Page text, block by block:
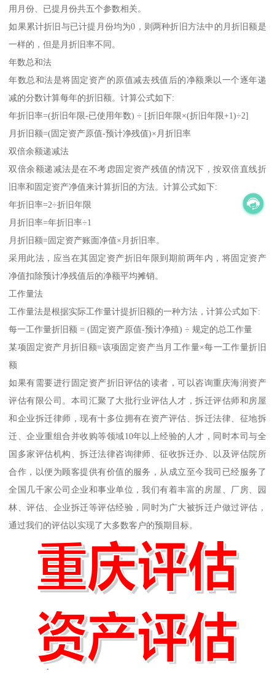
用月份、已提月份共五个参数相关。
如果累计折旧与已计提月份均为0，则两种折旧方法中的月折旧额是
一样的，但是月折旧率不同。
年数总和法
年数总和法是将固定资产的原值减去残值后的净额乘以一个逐年递
减的分数计算每年的折旧额。计算公式如下:
年折旧率=(折旧年限-已使用年数) ÷ [折旧年限×(折旧年限+1)÷2]
月折旧额=(固定资产原值-预计净残值)×月折旧率
双倍余额递减法
双倍余额递减法是在不考虑固定资产残值的情况下，按双倍直线折
旧率和固定资产净值来计算折旧的方法。计算公式如下:
年折旧率=2÷折旧年限
月折旧率=年折旧率÷1
月折旧额=固定资产账面净值×月折旧率。
采用此法，应当在其固定资产折旧年限到期前两年内，将固定资产
净值扣除预计净残值后的净额平均摊销。
工作量法
工作量法是根据实际工作量计提折旧额的一种方法，计算公式如下:
每一工作量折旧额 = (固定资产原值-预计净殖) ÷ 规定的总工作量
某项固定资产月折旧额=该项固定资产当月工作量×每一工作量折旧
额
如果有需要进行固定资产折旧评估的读者，可以咨询重庆海润资产
评估有限公司。本司汇聚了大批行业评估人才，拆迁评估师和房屋
和企业拆迁律师，现有十多位拥有在资产评估、拆迁法律、征地拆
迁、企业重组合并收购等领域10年以上经验的人才，同时本司与全
国多家评估机构、拆迁法律咨询律师、征收拆迁办、以及评估院所
合作，以便为顾客提供有价值的服务，从成立至今我司已经服务了
全国几千家公司企业和事业单位，我们有着丰富的房屋、厂房、园
林、评估、企业拆迁等评估经验，同时为广大被拆迁户做过评估，
通过我们的评估以实现了大多数客户的预期目标。